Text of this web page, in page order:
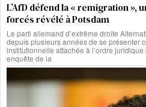
L’AfD défend la « remigration »,
forcés révélé à Potsdam
Le parti allemand d’extrême droite
depuis plusieurs années de se présenter
institutionnelle attachée à l’ordre
enquête de la